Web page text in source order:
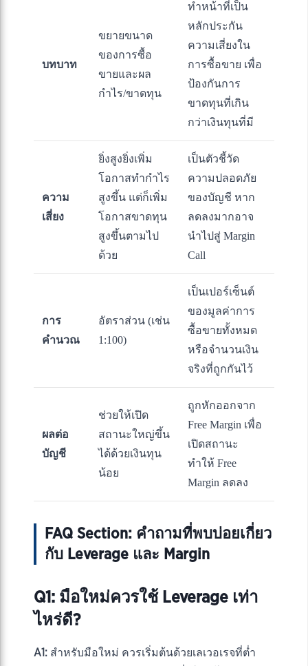
บทบาท
ขยายขนาด
ของการซื้อ
ขายและผล
กำไร/ขาดทุน
ทำหน้าที่เป็น
หลักประกัน
ความเสี่ยงใน
การซื้อขาย เพื่อ
ป้องกันการ
ขาดทุนที่เกิน
กว่าเงินทุนที่มี
ความ
เสี่ยง
ยิ่งสูงยิ่งเพิ่ม
โอกาสทำกำไร
สูงขึ้น แต่ก็เพิ่ม
โอกาสขาดทุน
สูงขึ้นตามไป
ด้วย
เป็นตัวชี้วัด
ความปลอดภัย
ของบัญชี หาก
ลดลงมากอาจ
นำไปสู่ Margin
Call
การ
คำนวณ
อัตราส่วน (เช่น
1:100)
เป็นเปอร์เซ็นต์
ของมูลค่าการ
ซื้อขายทั้งหมด
หรือจำนวนเงิน
จริงที่ถูกกันไว้
ผลต่อ
บัญชี
ช่วยให้เปิด
สถานะใหญ่ขึ้น
ได้ด้วยเงินทุน
น้อย
ถูกหักออกจาก
Free Margin เพื่อ
เปิดสถานะ
ทำให้ Free
Margin ลดลง
FAQ Section: คำถามที่พบบ่อยเกี่ยว
กับ Leverage และ Margin
Q1: มือใหม่ควรใช้ Leverage เท่า
ไหร่ดี?
A1: สำหรับมือใหม่ ควรเริ่มต้นด้วยเลเวอเรจที่ต่ำ